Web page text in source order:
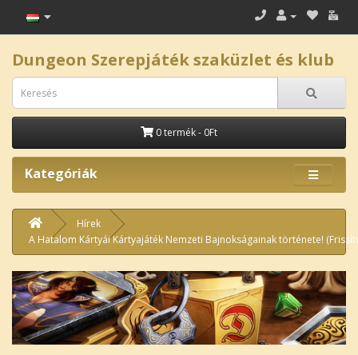
Dungeon Szerepjáték szaküzlet és klub
0 termék - 0Ft
Kategóriák
Hírek
A Hatalom Kártyái Kártyajáték Nemzeti Bajnokságainak története!